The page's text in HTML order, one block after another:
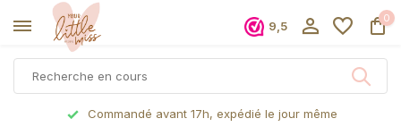
9,5
0
Commandé avant 17h, expédié le jour même